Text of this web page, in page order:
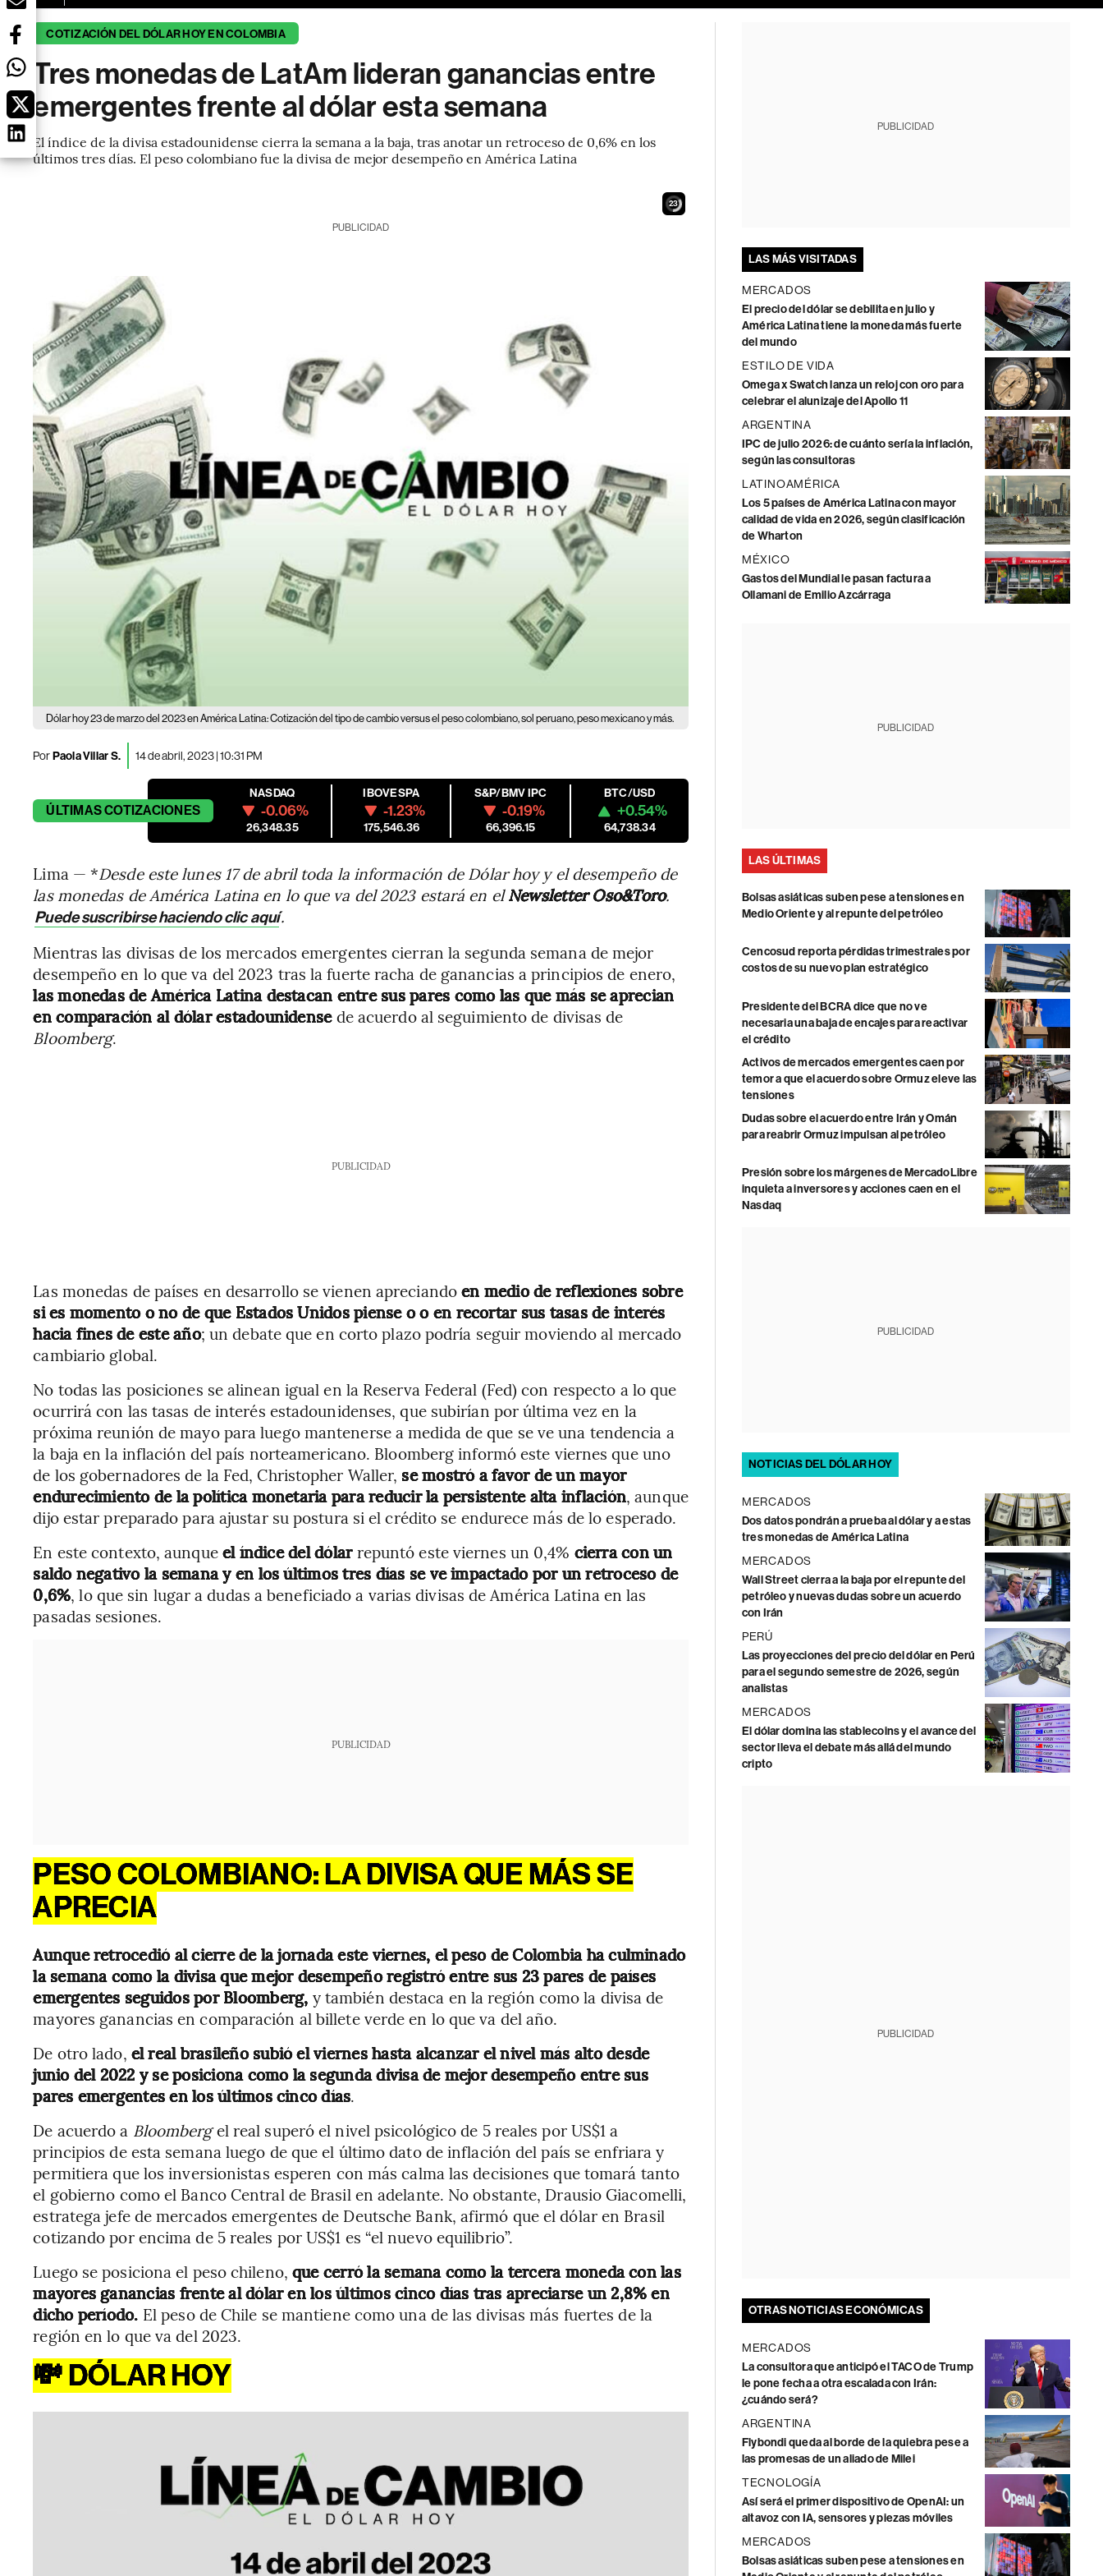
COTIZACIÓN DEL DÓLAR HOY EN COLOMBIA
Tres monedas de LatAm lideran ganancias entre
emergentes frente al dólar esta semana
El índice de la divisa estadounidense cierra la semana a la baja, tras anotar un retroceso de 0,6% en los
últimos tres días. El peso colombiano fue la divisa de mejor desempeño en América Latina
22
PUBLICIDAD
Dólar hoy 23 de marzo del 2023 en América Latina: Cotización del tipo de cambio versus el peso colombiano, sol peruano, peso mexicano y más.
PorPaola Villar S. 14 de abril, 2023 | 10:31 PM
ÚLTIMASCOTIZACIONES
NASDAQ
-0.06%
26,348.35
IBOVESPA
-1.23%
175,546.36
S&P/BMV IPC
-0.19%
66,396.15
BTC/USD
+0.54%
64,738.34
Lima — *Desde este lunes 17 de abril toda la información de Dólar hoy y el desempeño de
las monedas de América Latina en lo que va del 2023 estará en elNewsletter Oso&Toro.
Puede suscribirse haciendo clic aquí.
Mientras las divisas de los mercados emergentes cierran la segunda semana de mejor
desempeño en lo que va del 2023 tras la fuerte racha de ganancias a principios de enero,
las monedas de América Latina destacan entre sus pares como las que más se aprecian
en comparación al dólar estadounidensede acuerdo al seguimiento de divisas de
Bloomberg.
PUBLICIDAD
Las monedas de países en desarrollo se vienen apreciandoen medio de reflexiones sobre
si es momento o no de que Estados Unidos piense o o en recortar sus tasas de interés
hacia fines de este año; un debate que en corto plazo podría seguir moviendo al mercado
cambiario global.
No todas las posiciones se alinean igual en la Reserva Federal (Fed) con respecto a lo que
ocurrirá con las tasas de interés estadounidenses, que subirían por última vez en la
próxima reunión de mayo para luego mantenerse a medida de que se ve una tendencia a
la baja en la inflación del país norteamericano. Bloomberg informó este viernes que uno
de los gobernadores de la Fed, Christopher Waller, se mostró a favor de un mayor
endurecimiento de la política monetaria para reducir la persistente alta inflación, aunque
dijo estar preparado para ajustar su postura si el crédito se endurece más de lo esperado.
En este contexto, aunqueel índice del dólarrepuntó este viernes un 0,4% cierra con un
saldo negativo la semana y en los últimos tres días se ve impactado por un retroceso de
0,6%, lo que sin lugar a dudas a beneficiado a varias divisas de América Latina en las
pasadas sesiones.
PUBLICIDAD
PESO COLOMBIANO: LA DIVISA QUE MÁS SE
APRECIA
Aunque retrocedió al cierre de la jornada este viernes, el peso de Colombia ha culminado
la semana como la divisa que mejor desempeño registró entre sus 23 pares de países
emergentes seguidos por Bloomberg, y también destaca en la región como la divisa de
mayores ganancias en comparación al billete verde en lo que va del año.
De otro lado, el real brasileño subió el viernes hasta alcanzar el nivel más alto desde
junio del 2022 y se posiciona como la segunda divisa de mejor desempeño entre sus
pares emergentes en los últimos cinco días.
De acuerdo a Bloombergel real superó el nivel psicológico de 5 reales por US$1 a
principios de esta semana luego de que el último dato de inflación del país se enfriara y
permitiera que los inversionistas esperen con más calma las decisiones que tomará tanto
el gobierno como el Banco Central de Brasil en adelante. No obstante, Drausio Giacomelli,
estratega jefe de mercados emergentes de Deutsche Bank, afirmó que el dólar en Brasil
cotizando por encima de 5 reales por US$1 es “el nuevo equilibrio”.
Luego se posiciona el peso chileno, que cerró la semana como la tercera moneda con las
mayores ganancias frente al dólar en los últimos cinco días tras apreciarse un 2,8% en
dicho período. El peso de Chile se mantiene como una de las divisas más fuertes de la
región en lo que va del 2023.
💸 DÓLAR HOY
PUBLICIDAD
LAS MÁS VISITADAS
MERCADOS
El precio del dólar se debilita en julio y
América Latina tiene la moneda más fuerte
del mundo
ESTILO DE VIDA
Omega x Swatch lanza un reloj con oro para
celebrar el alunizaje del Apollo 11
ARGENTINA
IPC de julio 2026: de cuánto sería la inflación,
según las consultoras
LATINOAMÉRICA
Los 5 países de América Latina con mayor
calidad de vida en 2026, según clasificación
de Wharton
MÉXICO
Gastos del Mundial le pasan factura a
Ollamani de Emilio Azcárraga
PUBLICIDAD
LAS ÚLTIMAS
Bolsas asiáticas suben pese a tensiones en
Medio Oriente y al repunte del petróleo
Cencosud reporta pérdidas trimestrales por
costos de su nuevo plan estratégico
Presidente del BCRA dice que no ve
necesaria una baja de encajes para reactivar
el crédito
Activos de mercados emergentes caen por
temor a que el acuerdo sobre Ormuz eleve las
tensiones
Dudas sobre el acuerdo entre Irán y Omán
para reabrir Ormuz impulsan al petróleo
Presión sobre los márgenes de MercadoLibre
inquieta a inversores y acciones caen en el
Nasdaq
PUBLICIDAD
NOTICIAS DEL DÓLAR HOY
MERCADOS
Dos datos pondrán a prueba al dólar y a estas
tres monedas de América Latina
MERCADOS
Wall Street cierra a la baja por el repunte del
petróleo y nuevas dudas sobre un acuerdo
con Irán
PERÚ
Las proyecciones del precio del dólar en Perú
para el segundo semestre de 2026, según
analistas
MERCADOS
El dólar domina las stablecoins y el avance del
sector lleva el debate más allá del mundo
cripto
PUBLICIDAD
OTRAS NOTICIAS ECONÓMICAS
MERCADOS
La consultora que anticipó el TACO de Trump
le pone fecha a otra escalada con Irán:
¿cuándo será?
ARGENTINA
Flybondi queda al borde de la quiebra pese a
las promesas de un aliado de Milei
TECNOLOGÍA
Así será el primer dispositivo de OpenAI: un
altavoz con IA, sensores y piezas móviles
MERCADOS
Bolsas asiáticas suben pese a tensiones en